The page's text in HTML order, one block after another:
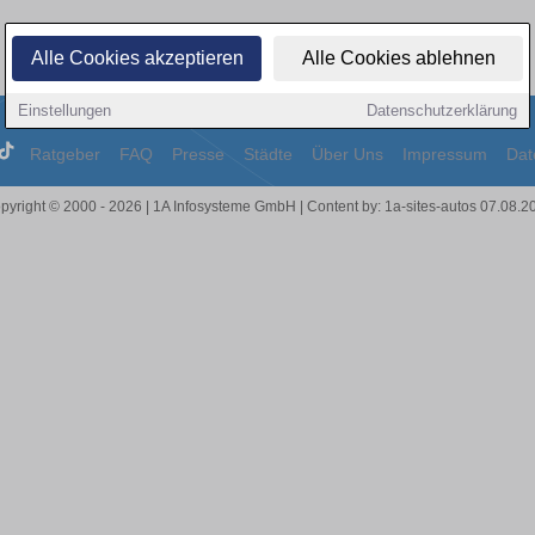
Alle Cookies akzeptieren Alle Cookies ablehnen
Einstellungen Datenschutzerklärung
Ratgeber FAQ Presse Städte Über Uns Impressum
© 2000 - 2026 | 1A Infosysteme GmbH | Content by: 1a-sites-autos